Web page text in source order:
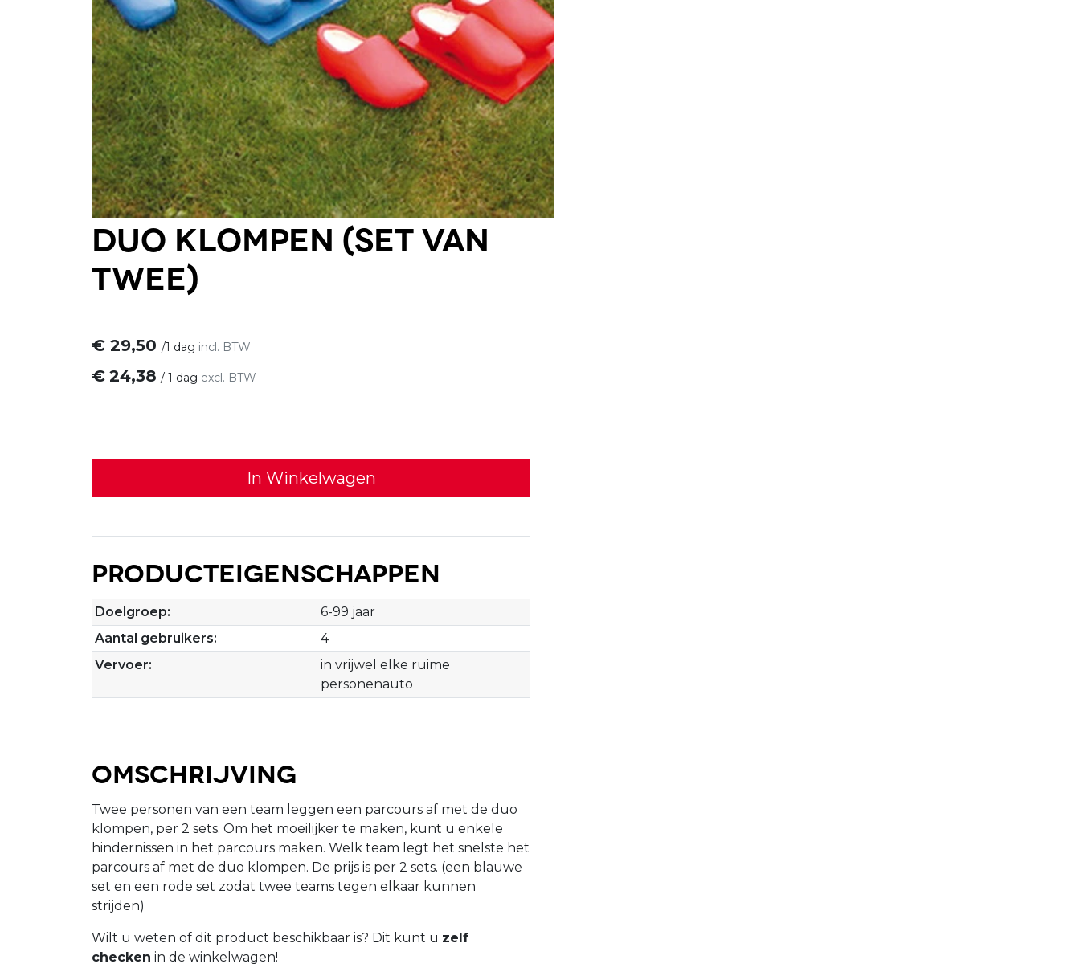
Duo klompen (set van
twee)
€ 29,50 /1 dag incl. BTW
€ 24,38 / 1 dag excl. BTW
In Winkelwagen
Producteigenschappen
Doelgroep:
6-99 jaar
Aantal gebruikers:
4
Vervoer:
in vrijwel elke ruime
personenauto
Omschrijving
Twee personen van een team leggen een parcours af met de duo
klompen, per 2 sets. Om het moeilijker te maken, kunt u enkele
hindernissen in het parcours maken. Welk team legt het snelste het
parcours af met de duo klompen. De prijs is per 2 sets. (een blauwe
set en een rode set zodat twee teams tegen elkaar kunnen
strijden)
Wilt u weten of dit product beschikbaar is? Dit kunt u zelf
checken in de winkelwagen!